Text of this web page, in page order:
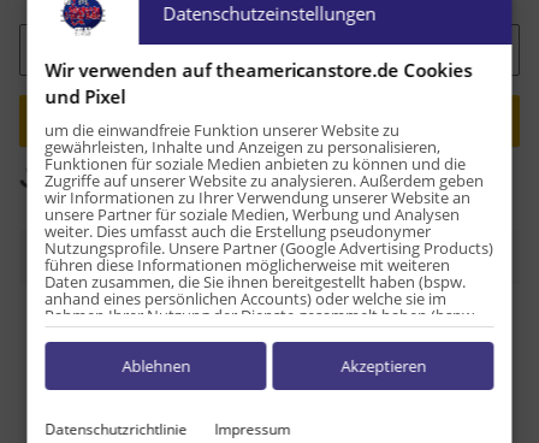
Loading... Komponenten werden geladen ...
Beschreibung
Nährwerttabelle pro 100g: Energie: 1465 kJ / 350 kcal
Fett: 0 g davon ges. Fettsäuren: 0 g Kohlenhydrate: 85 g
davon Zucker: 62,5 g Eiweiß: 0 g Salz: 0,1 g
Herkunftsland USA
Datenschutzeinstellungen
Wir verwenden auf theamericanstore.de Cookies
und Pixel
um die einwandfreie Funktion unserer Website zu
gewährleisten, Inhalte und Anzeigen zu personalisieren,
Funktionen für soziale Medien anbieten zu können und die
Zugriffe auf unserer Website zu analysieren. Außerdem geben
wir Informationen zu Ihrer Verwendung unserer Website an
unsere Partner für soziale Medien, Werbung und Analysen
weiter. Dies umfasst auch die Erstellung pseudonymer
Nutzungsprofile. Unsere Partner (Google Advertising Products)
führen diese Informationen möglicherweise mit weiteren
Daten zusammen, die Sie ihnen bereitgestellt haben (bspw.
anhand eines persönlichen Accounts) oder welche sie im
Rahmen Ihrer Nutzung der Dienste gesammelt haben (bspw.
Nutzungsdaten anderer Geräte). Ihre Einwilligung zur Nutzung
von Cookies und Pixeln können Sie jederzeit widerrufen,
indem Sie auf den Datenschutz-Button links unten klicken und
dort die entsprechenden Anpassungen vornehmen.
Zwecke der Datenverarbeitung durch unsere Partner:
Datenschutzrichtlinie Impressum
Ablehnen Akzeptieren